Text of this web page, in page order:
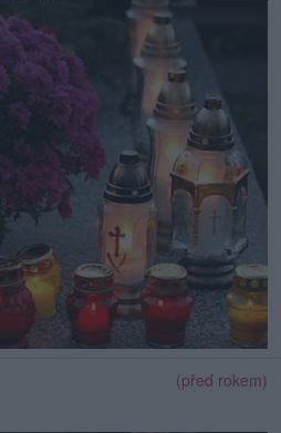
(před rokem)